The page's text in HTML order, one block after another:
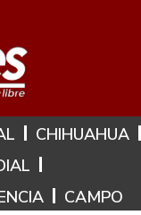
2026CHIHUAHUA
CAMPO